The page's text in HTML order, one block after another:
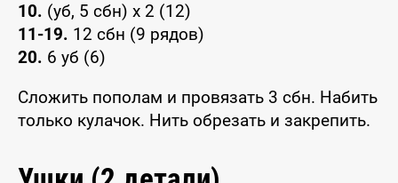
10. (уб, 5 сбн) x 2 (12)
11-19. 12 сбн (9 рядов)
20. 6 уб (6)
Сложить пополам и провязать 3 сбн. Набить
только кулачок. Нить обрезать и закрепить.